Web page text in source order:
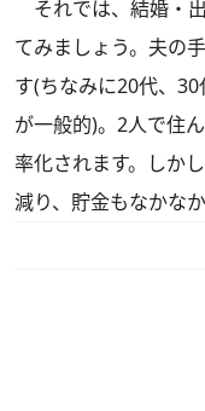
それでは、結婚・
てみましょう。夫の
す(ちなみに20代、
が一般的)。2人で住
率化されます。しか
減り、貯金もなかな